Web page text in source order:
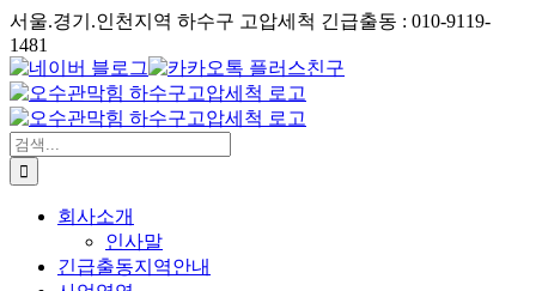
콘
텐
츠
로
건
너
뛰
서울.경기.인천지역 하수구 고압세척 긴급출동 : 010-9119-
1481
네
이
버
블
로
그
카
카
오
친
구
검
색:
회사소개
인사말
긴급출동지역안내